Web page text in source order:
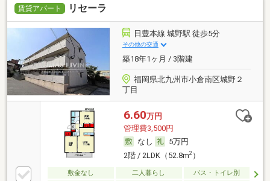
賃貸アパート リセーラ
日豊本線 城野駅 徒歩5分
その他の交通
築18年1ヶ月 / 3階建
福岡県北九州市小倉南区城野２
丁目
6.60万円
管理費3,500円
なし
5万円
2階 / 2LDK（52.8m2）
敷金なし 二人暮らし バス・トイレ別